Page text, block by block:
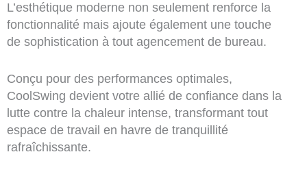
L’esthétique moderne non seulement renforce la
fonctionnalité mais ajoute également une touche
de sophistication à tout agencement de bureau.
Conçu pour des performances optimales,
CoolSwing devient votre allié de confiance dans la
lutte contre la chaleur intense, transformant tout
espace de travail en havre de tranquillité
rafraîchissante.